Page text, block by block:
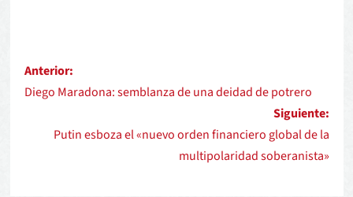
Anterior:
Diego Maradona: semblanza de una deidad de potrero
Siguiente:
Putin esboza el «nuevo orden financiero global de la
multipolaridad soberanista»